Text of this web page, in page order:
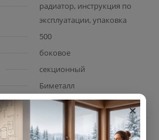
радиатор, инструкция по
эксплуатации, упаковка
500
боковое
секционный
Биметалл
×